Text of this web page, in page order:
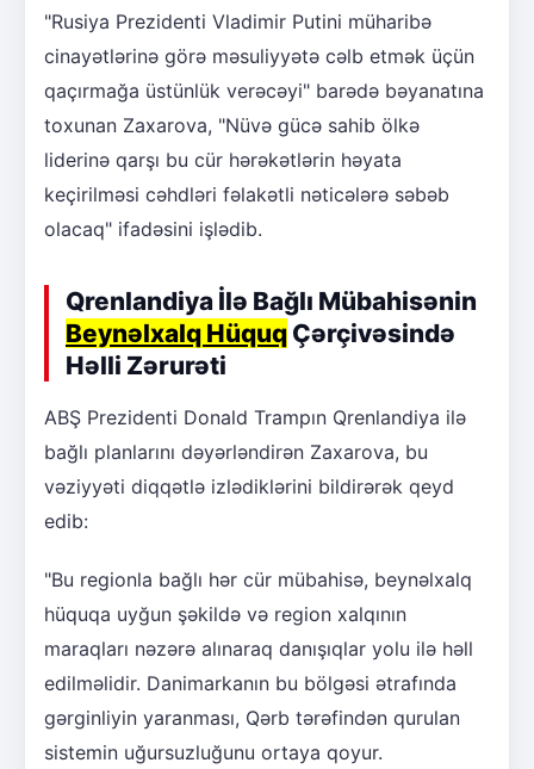
"Rusiya Prezidenti Vladimir Putini müharibə
cinayətlərinə görə məsuliyyətə cəlb etmək üçün
qaçırmağa üstünlük verəcəyi" barədə bəyanatına
toxunan Zaxarova, "Nüvə gücə sahib ölkə
liderinə qarşı bu cür hərəkətlərin həyata
keçirilməsi cəhdləri fəlakətli nəticələrə səbəb
olacaq" ifadəsini işlədib.
Qrenlandiya İlə Bağlı Mübahisənin
Beynəlxalq Hüquq Çərçivəsində
Həlli Zərurəti
ABŞ Prezidenti Donald Trampın Qrenlandiya ilə
bağlı planlarını dəyərləndirən Zaxarova, bu
vəziyyəti diqqətlə izlədiklərini bildirərək qeyd
edib:
"Bu regionla bağlı hər cür mübahisə, beynəlxalq
hüquqa uyğun şəkildə və region xalqının
maraqları nəzərə alınaraq danışıqlar yolu ilə həll
edilməlidir. Danimarkanın bu bölgəsi ətrafında
gərginliyin yaranması, Qərb tərəfindən qurulan
sistemin uğursuzluğunu ortaya qoyur.